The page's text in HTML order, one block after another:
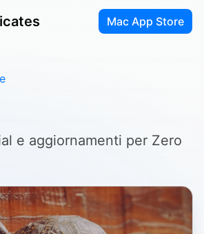
Mac App Store
e aggiornamenti per Zero